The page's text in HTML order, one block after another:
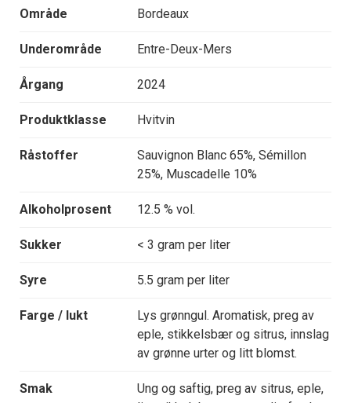
Område Bordeaux
Underområde Entre-Deux-Mers
Årgang 2024
Produktklasse Hvitvin
Råstoffer
Sauvignon Blanc 65%, Sémillon
25%, Muscadelle 10%
Alkoholprosent 12.5 % vol.
Sukker < 3 gram per liter
Syre 5.5 gram per liter
Farge / lukt
Lys grønngul. Aromatisk, preg av
eple, stikkelsbær og sitrus, innslag
av grønne urter og litt blomst.
Smak
Ung og saftig, preg av sitrus, eple,